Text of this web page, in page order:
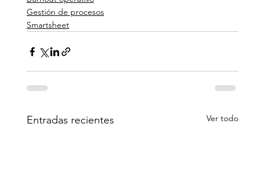
Gestión de procesos
Smartsheet
Entradas recientes Ver todo